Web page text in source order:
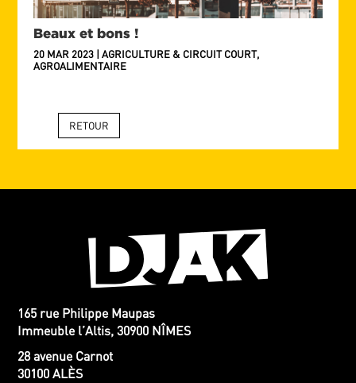
Beaux et bons !
20 MAR 2023 |AGRICULTURE & CIRCUIT COURT,
AGROALIMENTAIRE
RETOUR
165 rue Philippe Maupas
Immeuble l’Altis, 30900 NÎMES
28 avenue Carnot
30100 ALÈS